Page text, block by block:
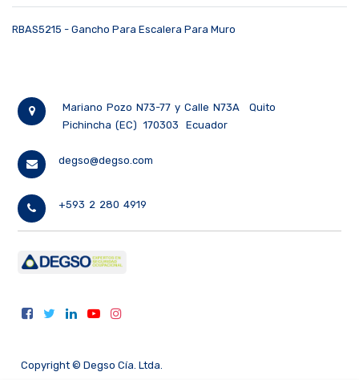
RBAS5215 - Gancho Para Escalera Para Muro
Mariano Pozo N73-77 y Calle N73A
Quito
Pichincha (EC)
170303 Ecuador
degso@degso.com
+593 2 280 4919
Copyright © Degso Cía. Ltda.